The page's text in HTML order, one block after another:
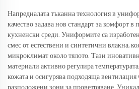
Напредналата тъканна технология в
качество задава нов стандарт за комфорт в
кухненски среди. Униформите са
смес от естествени и синтетични влакна,
микроклимат около тялото. Тази
материали активно регулира
кожата и осигурява подходяща вентилация
разположени зони за проветряване.